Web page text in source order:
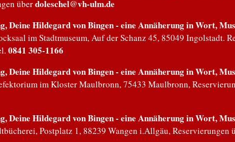
Menschen und Irrtümer
Duo Oelkrug-Sauter
Cordula Sauter
Der kleine Kolvar und die große Reise
überdoleschel@vh-ulm.de
Deine Hildegard von Bingen - eine Annäherung in Wort,
im Stadtmuseum, Auf der Schanz 45, 85049 Ingolstadt.
0841 305-1166
Deine Hildegard von Bingen - eine Annäherung in Wort,
im Kloster Maulbronn, 75433 Maulbronn,
Deine Hildegard von Bingen - eine Annäherung in Wort,
Postplatz 1, 88239 Wangen i.Allgäu, Reservierungen